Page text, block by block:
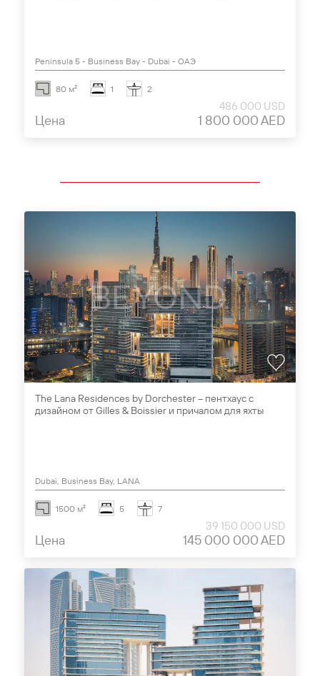
Peninsula 5 - Business Bay - Dubai - ОАЭ
80 м² 1 2
Цена
486 000 USD
1 800 000 AED
The Lana Residences by Dorchester – пентхаус с
дизайном от Gilles & Boissier и причалом для яхты
Dubai, Business Bay, LANA
1500 м² 5 7
Цена
39 150 000 USD
145 000 000 AED